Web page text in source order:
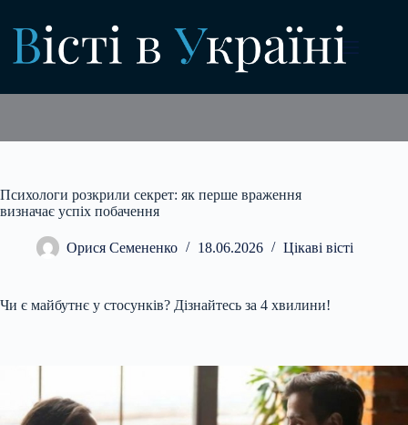
вмісту
Психологи розкрили секрет: як перше враження
визначає успіх побачення
Орися Семененко 18.06.2026 Цікаві вісті
Чи є майбутнє у стосунків? Дізнайтесь за 4 хвилини!